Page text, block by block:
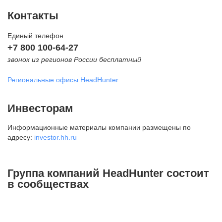
Контакты
Единый телефон
+7 800 100-64-27
звонок из регионов России бесплатный
Региональные офисы HeadHunter
внутригородская территория
Муниципальный округ Тверской,
2-я Брестская ул., д. 48,
+7 495 980-64-27
Инвесторам
Информационные материалы компании размещены по
адресу: investor.hh.ru
Группа компаний HeadHunter состоит
в сообществах